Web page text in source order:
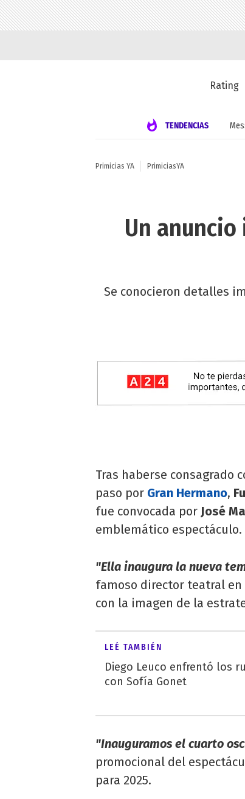
Rating
TENDENCIAS
Primicias YA PrimiciasYA
Un
Se conocieron detalles
Tras haberse consagrado
paso por Gran Hermano,
fue convocada por José
emblemático espectáculo.
"Ella inaugura la nueva
famoso director teatral
con la imagen de la
LEÉ TAMBIÉN
Diego Leuco enfrentó los
con Sofía Gonet
"Inauguramos el cuarto
promocional del
para 2025.